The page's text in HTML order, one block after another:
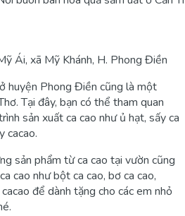
Ái, xã Mỹ Khánh, H. Phong Điền
huyện Phong Điền cũng là một
Tại đây, bạn có thể tham quan
sản xuất ca cao như ủ hạt, sấy ca
cacao.
sản phẩm từ ca cao tại vườn cũng
cao như bột ca cao, bơ ca cao,
để dành tặng cho các em nhỏ